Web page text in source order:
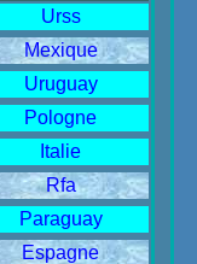
Urss
Mexique
Uruguay
Pologne
Italie
Rfa
Paraguay
Espagne